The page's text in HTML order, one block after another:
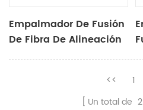
Empalmador De Fusión
De Fibra De Alineación
De Núcleo A Núcleo
<< 1
Un total de 2